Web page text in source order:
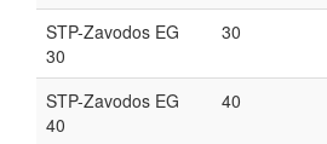
STP-Zavodos EG
30
30
STP-Zavodos EG
40
40